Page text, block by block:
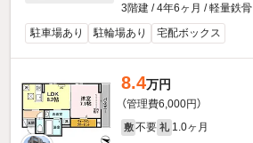
3階建 / 4年6ヶ月 / 軽量鉄骨
駐車場あり
駐輪場あり 宅配ボックス
8.4万円
（管理費6,000円）
敷 不要 礼 1.0ヶ月